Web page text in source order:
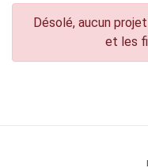
Désolé, aucun
et les